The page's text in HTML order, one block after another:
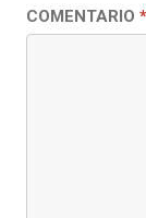
COMENTARIO *